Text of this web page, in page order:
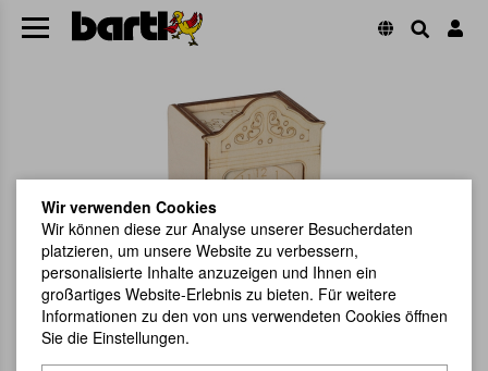
Wir verwenden Cookies
Wir können diese zur Analyse unserer Besucherdaten
platzieren, um unsere Website zu verbessern,
personalisierte Inhalte anzuzeigen und Ihnen ein
großartiges Website-Erlebnis zu bieten. Für weitere
Informationen zu den von uns verwendeten Cookies öffnen
Sie die Einstellungen.